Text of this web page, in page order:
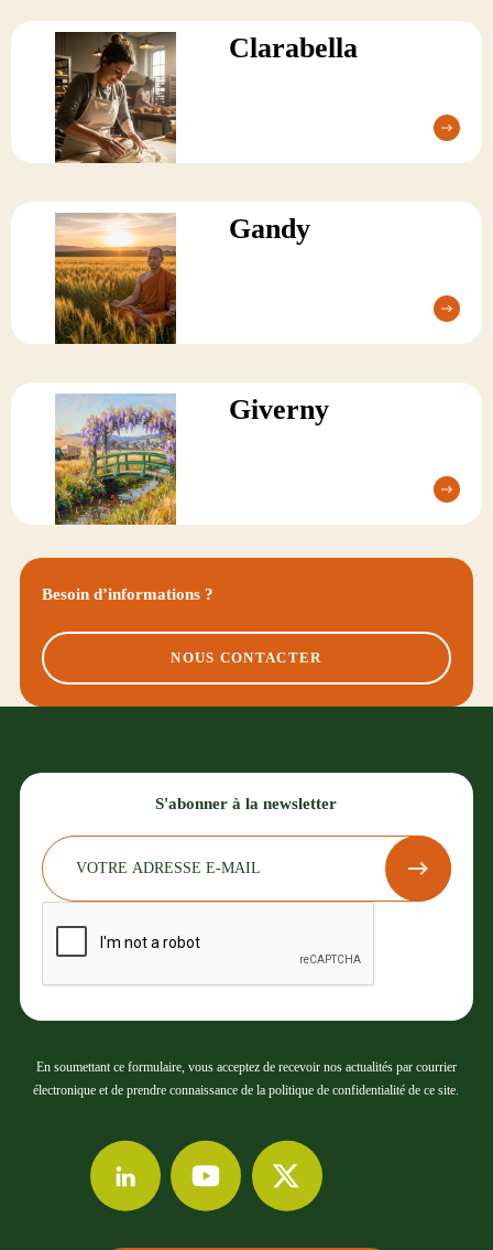
Clarabella
Gandy
Giverny
Besoin d’informations ?
NOUS CONTACTER
S'abonner à la newsletter
En soumettant ce formulaire, vous acceptez de recevoir nos actualités par courrier
électronique et de prendre connaissance de la politique de confidentialité de ce site.